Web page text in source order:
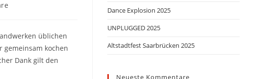
üblichen
gemeinsam kochen
Dank gilt den
Dance Explosion 2025
UNPLUGGED 2025
Altstadtfest Saarbrücken 2025
Neueste Kommentare